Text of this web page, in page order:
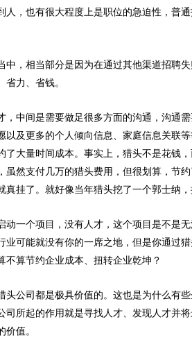
人，也有很大程度上是职位的急迫性，普
中，相当部分是因为在通过其他渠道招聘
力、省钱。
，中间是需要做足很多方面的沟通，沟通
以及更多的个人倾向信息、家庭信息关联
了大量时间成本。事实上，猎头不是花钱
虽然支付几万的猎头费用，但很划算，节
真挂了。就好像当年猎头挖了一个郭士纳
动一个项目，没有人才，这个项目是不是
业可能就没有你的一席之地，但是你通过
不算节约企业成本、扭转企业乾坤？
头公司都是极具价值的。这也是为什么有
司所起的作用就是寻找人才、发现人才并
价值。